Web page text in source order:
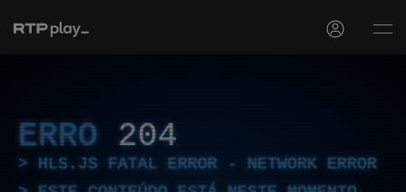
ERRO 204
HLS.JS FATAL ERROR - NETWORK ERROR